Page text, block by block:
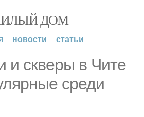
ДОМ
новости статьи
и скверы в Чите
среди